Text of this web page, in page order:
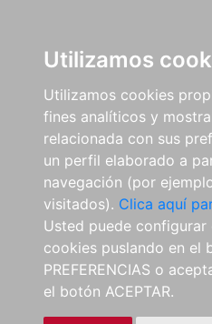
Utilizamos
Utilizamos cookies
fines analíticos y
relacionada con sus
un perfil elaborado a
navegación (por
visitados). Clica aquí
Usted puede
cookies puslando en el
PREFERENCIAS o
el botón ACEPTAR.